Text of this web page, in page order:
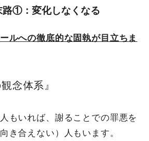
路①：変化しなくなる
ルへの徹底的な固執が目立ちま
念体系』
もいれば、謝ることでの罪悪を
き合えない）人もいます。